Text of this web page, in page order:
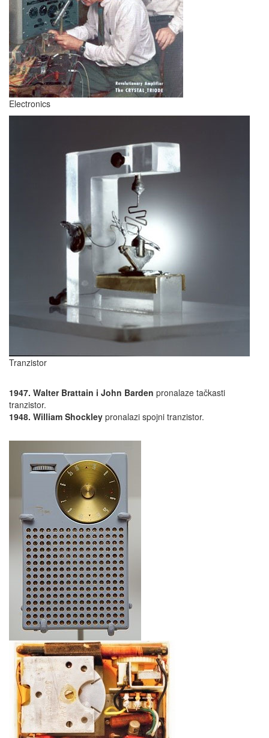
Electronics
Tranzistor
1947. Walter Brattain i John Barden pronalaze tačkasti
tranzistor.
1948. William Shockley pronalazi spojni tranzistor.